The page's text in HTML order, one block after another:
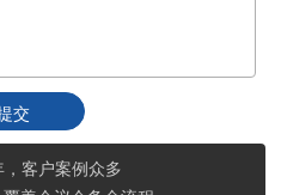
客户案例众多